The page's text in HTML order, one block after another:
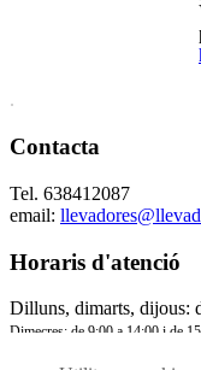
.
Contacta
Tel. 638412087
email:
Horaris d'atenció
Dilluns, dimarts, dijous:
Dimecres: de 9:00 a 14:00 i de